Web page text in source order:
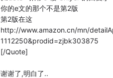
你的e文的那个不是第2版
第2版在这
http://www.amazon.cn/mn/
1112250&prodid=zjbk303875
[/Quote]
谢谢了,明白了..